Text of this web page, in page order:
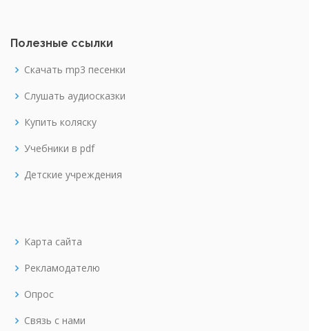
Полезные ссылки
Скачать mp3 песенки
Слушать аудиосказки
Купить коляску
Учебники в pdf
Детские учреждения
Карта сайта
Рекламодателю
Опрос
Связь с нами